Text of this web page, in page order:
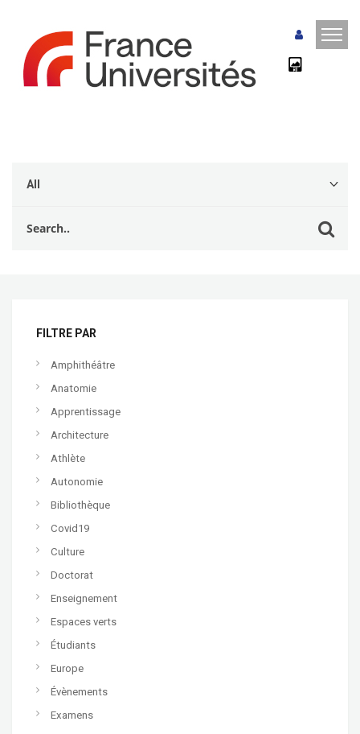
FILTRE PAR
Amphithéâtre
Anatomie
Apprentissage
Architecture
Athlète
Autonomie
Bibliothèque
Covid19
Culture
Doctorat
Enseignement
Espaces verts
Étudiants
Europe
Évènements
Examens